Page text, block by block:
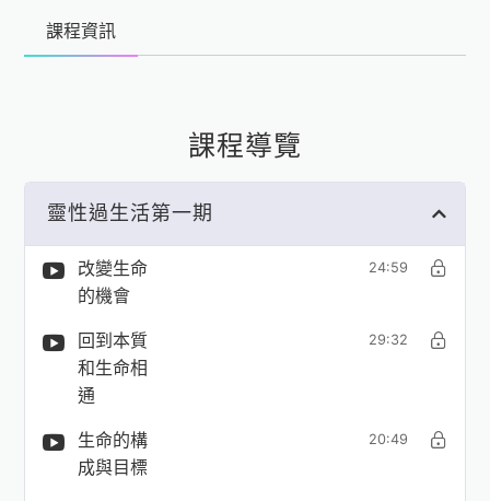
課程資訊
課程導覽
靈性過生活第一期
改變生命
的機會
24:59
回到本質
和生命相
通
29:32
生命的構
成與目標
20:49